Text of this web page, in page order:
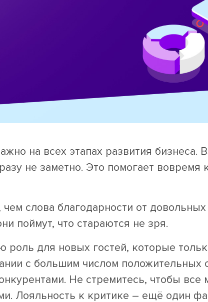
на всех этапах развития бизнеса.
не заметно. Это помогает вовремя
слова благодарности от
поймут, что стараются не зря.
для новых гостей, которые
с большим числом положительных
Не стремитесь, чтобы все
Лояльность к критике – ещё один